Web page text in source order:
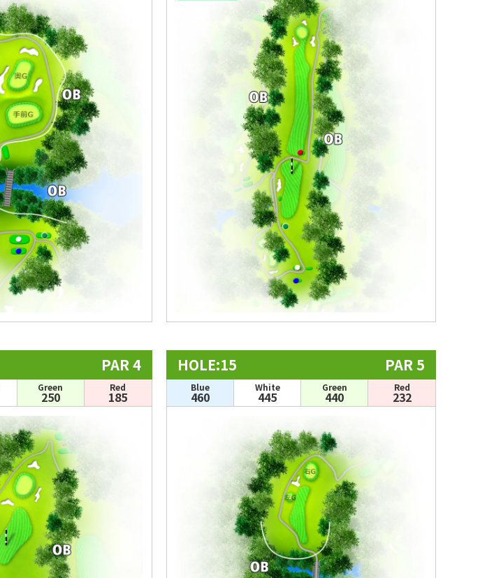
PAR 4
Green
250
Red
185
HOLE:15 PAR 5
Blue
460
White
445
Green
440
Red
232